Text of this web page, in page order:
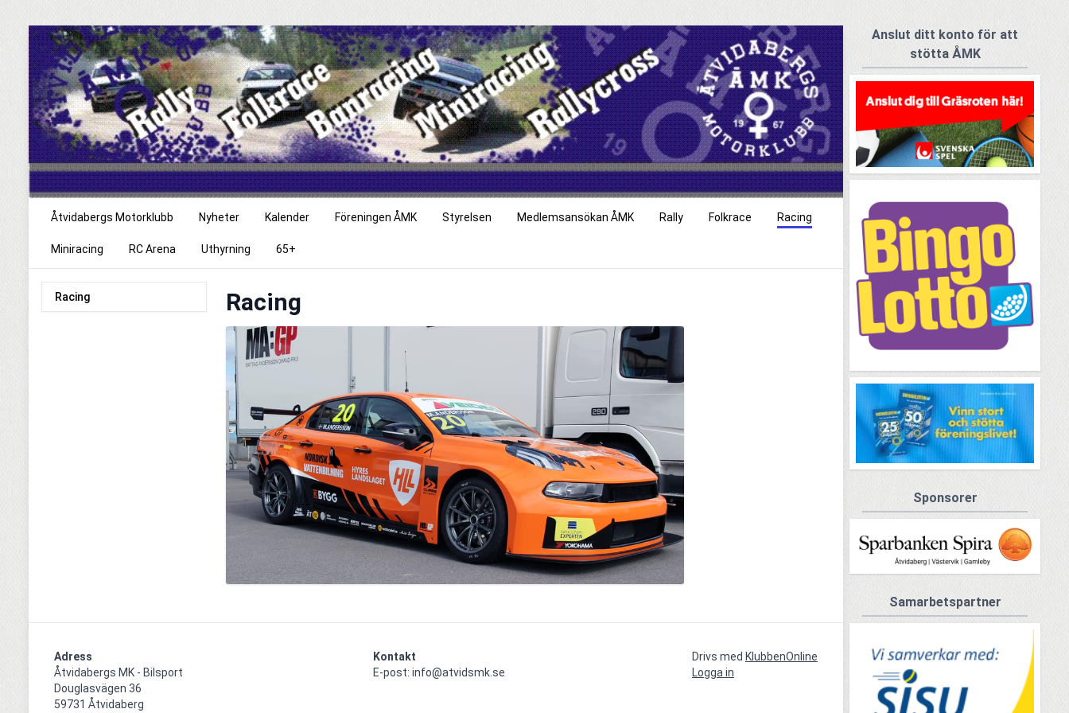
Åtvidabergs Motorklubb Nyheter Kalender Föreningen ÅMK Styrelsen Medlemsansökan ÅMK Rally Folkrace Racing
Miniracing RC Arena Uthyrning 65+
Racing Racing
Adress
Åtvidabergs MK - Bilsport
Douglasvägen 36
59731 Åtvidaberg
Kontakt
E-post: info@atvidsmk.se
Drivs med KlubbenOnline
Logga in
Anslut ditt konto för att
stötta ÅMK
Sponsorer
Samarbetspartner